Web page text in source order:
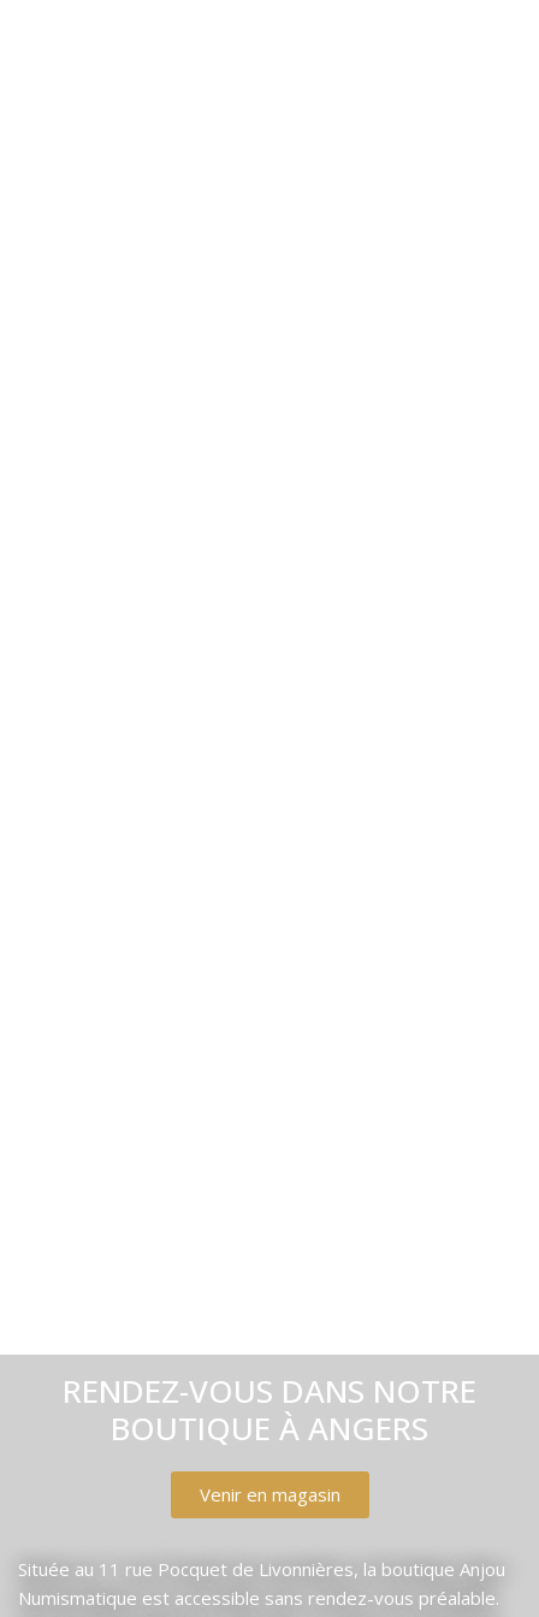
RENDEZ-VOUS DANS NOTRE
BOUTIQUE À ANGERS
Venir en magasin
Située au 11 rue Pocquet de Livonnières, la boutique Anjou
Numismatique est accessible sans rendez-vous préalable.